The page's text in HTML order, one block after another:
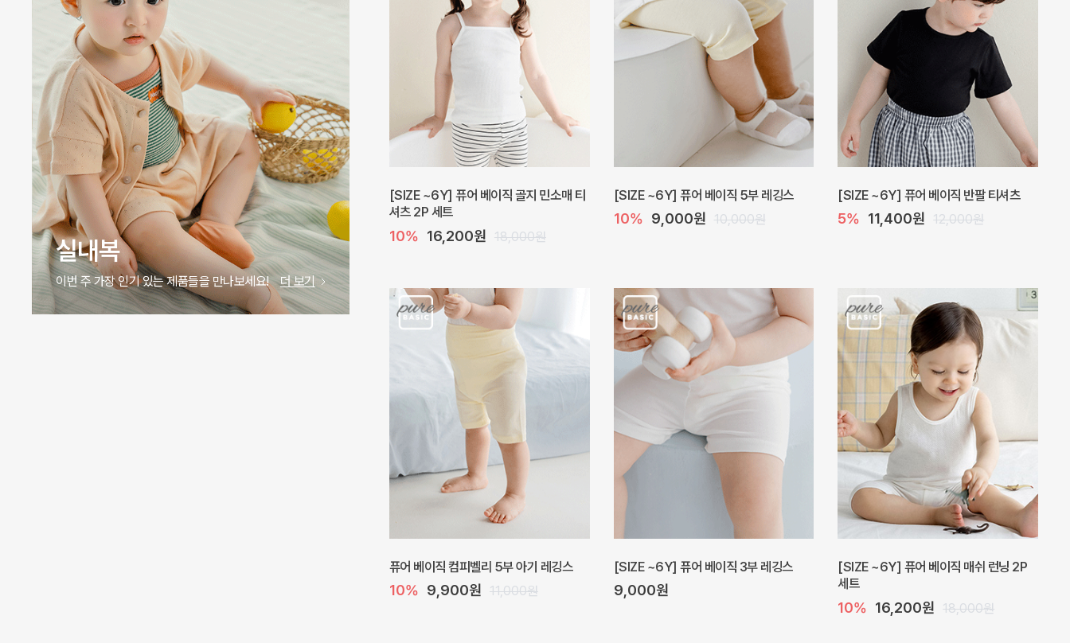
실내복
이번 주 가장 인기 있는 제품들을 만나보세요! 더 보기
[SIZE ~6Y] 퓨어 베이직 골지 민소매 티
셔츠 2P 세트
10% 16,200원 18,000원
[SIZE ~6Y] 퓨어 베이직 5부 레깅스
10% 9,000원 10,000원
[SIZE ~6Y] 퓨어 베이직 반팔 티셔츠
5% 11,400원 12,000원
퓨어 베이직 컴피벨리 5부 아기 레깅스
10% 9,900원 11,000원
[SIZE ~6Y] 퓨어 베이직 3부 레깅스
9,000원
[SIZE ~6Y] 퓨어 베이직 매쉬 런닝 2P
세트
10% 16,200원 18,000원